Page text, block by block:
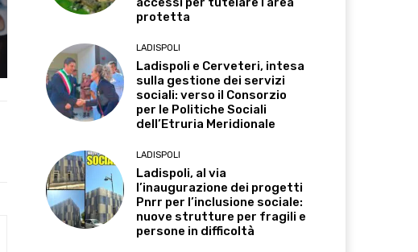
protetta
LADISPOLI
Ladispoli e Cerveteri, intesa
sulla gestione dei servizi
sociali: verso il Consorzio
per le Politiche Sociali
dell’Etruria Meridionale
LADISPOLI
Ladispoli, al via
l’inaugurazione dei progetti
Pnrr per l’inclusione sociale:
nuove strutture per fragili e
persone in difficoltà